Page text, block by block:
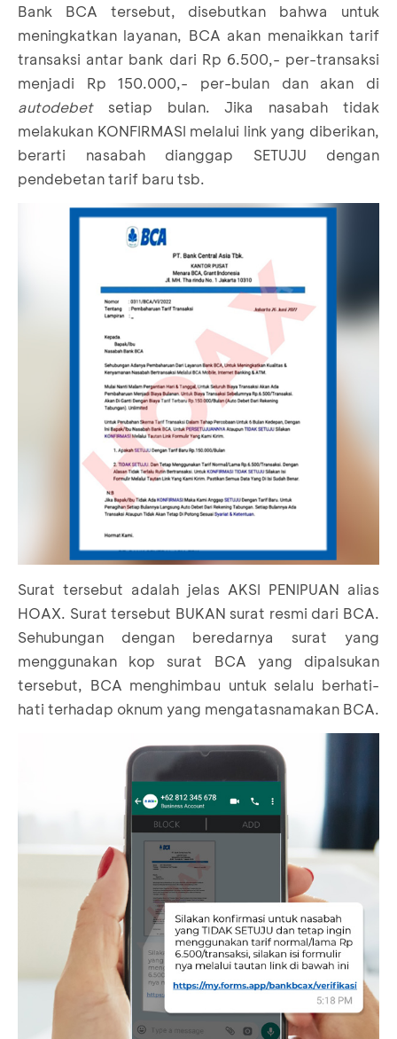
Bank BCA tersebut, disebutkan bahwa untuk
meningkatkan layanan, BCA akan menaikkan tarif
transaksi antar bank dari Rp 6.500,- per-transaksi
menjadi Rp 150.000,- per-bulan dan akan di
autodebetsetiap bulan. Jika nasabah tidak
melakukan KONFIRMASI melalui link yang diberikan,
berarti nasabah dianggap SETUJU dengan
pendebetan tarif baru tsb.
Surat tersebut adalah jelas AKSI PENIPUAN alias
HOAX. Surat tersebut BUKAN surat resmi dari BCA.
Sehubungan dengan beredarnya surat yang
menggunakan kop surat BCA yang dipalsukan
tersebut, BCA menghimbau untuk selalu berhati-
hati terhadap oknum yang mengatasnamakan BCA.